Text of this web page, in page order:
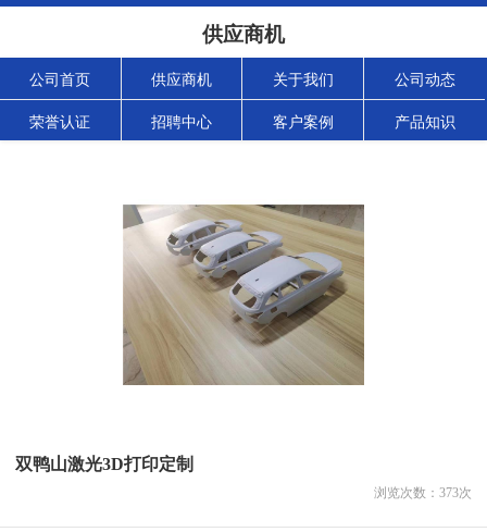
供应商机
公司首页 供应商机 关于我们 公司动态
荣誉认证 招聘中心 客户案例 产品知识
双鸭山激光3D打印定制
浏览次数： 373次